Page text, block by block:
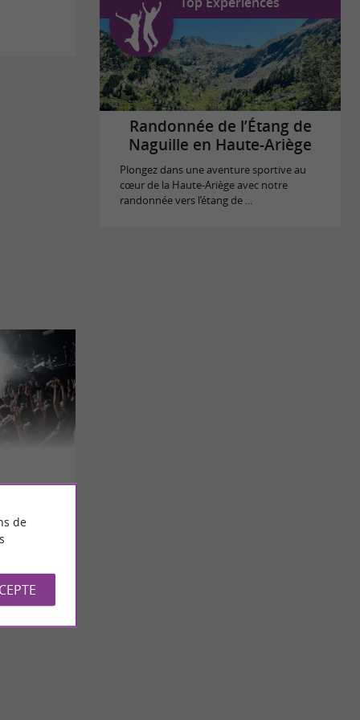
Randonnée de l’Étang de
Naguille en Haute-Ariège
Plongez dans une aventure sportive au
cœur de la Haute-Ariège avec notre
randonnée vers l’étang de ...
de